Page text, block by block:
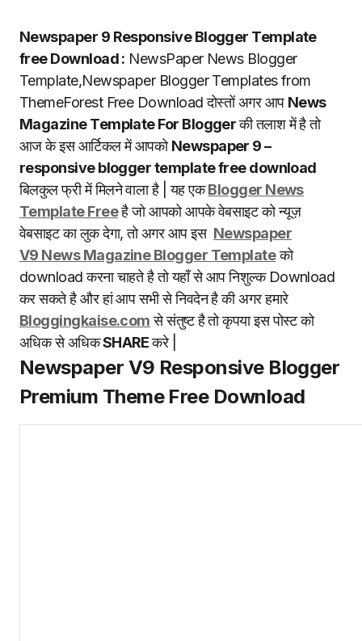
Newspaper 9 Responsive Blogger Template
free Download : NewsPaper News Blogger
Template,Newspaper Blogger Templates from
ThemeForest Free Download दोस्तों अगर आप News
Magazine Template For Bloggerकी तलाश में है तो
आज के इस आर्टिकल में आपकोNewspaper 9 –
responsive blogger template free download
बिलकुल फ्री में मिलने वाला है | यह एकBlogger News
Template Freeहै जो आपको आपके वेबसाइट को न्यूज़
वेबसाइट का लुक देगा, तो अगर आप इस Newspaper
V9 News Magazine Blogger Templateको
download करना चाहते है तो यहाँ से आप निशुल्क Download
कर सकते है और हां आप सभी से निवदेन है की अगर हमारे
Bloggingkaise.comसे संतुष्ट है तो कृपया इस पोस्ट को
अधिक से अधिकSHAREकरे |
Newspaper V9 Responsive Blogger
Premium Theme Free Download